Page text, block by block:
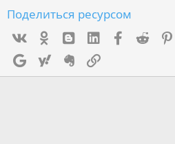
Поделиться ресурсом
Ok mes_blogger
Linked InFacebook
Reddit
Google Yahoo Evernote